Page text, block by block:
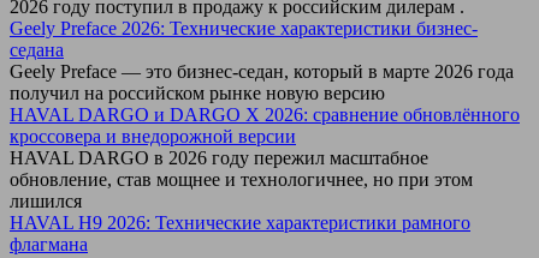
2026 году поступил в продажу к российским дилерам .
Geely Preface 2026: Технические характеристики бизнес-
седана
Geely Preface — это бизнес-седан, который в марте 2026 года
получил на российском рынке новую версию
HAVAL DARGO и DARGO X 2026: сравнение обновлённого
кроссовера и внедорожной версии
HAVAL DARGO в 2026 году пережил масштабное
обновление, став мощнее и технологичнее, но при этом
лишился
HAVAL H9 2026: Технические характеристики рамного
флагмана